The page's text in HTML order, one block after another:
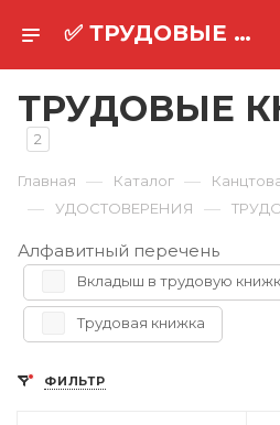
✅ ТРУДОВЫЕ КНИЖКИ оптом ⚡
ТРУДОВЫЕ
2
Главная — Каталог —
— УДОСТОВЕРЕНИЯ —
Алфавитный перечень
Вкладыш в трудовую
Трудовая книжка
ФИЛЬТР